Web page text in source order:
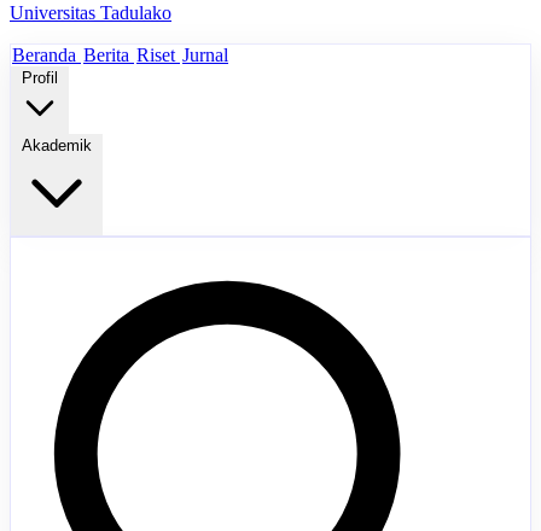
Universitas Tadulako
Beranda Berita Riset Jurnal
Profil
Akademik